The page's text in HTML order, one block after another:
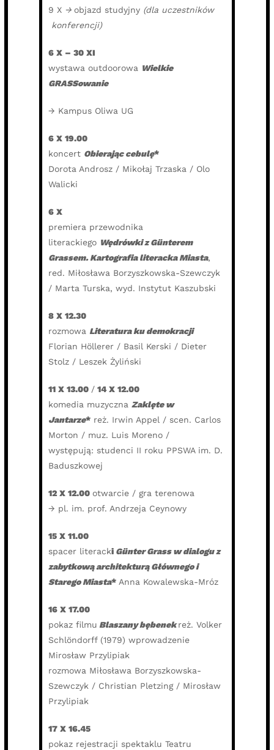
9 X → objazd studyjny (dla uczestników
konferencji)
6 X – 30 XI
wystawa outdoorowa Wielkie
GRASSowanie
→ Kampus Oliwa UG
6 X 19.00
koncert Obierając cebulę*
Dorota Androsz / Mikołaj Trzaska / Olo
Walicki
6 X
premiera przewodnika
literackiego Wędrówki z Günterem
Grassem. Kartografia literacka Miasta,
red. Miłosława Borzyszkowska-Szewczyk
/ Marta Turska, wyd. Instytut Kaszubski
8 X 12.30
rozmowa Literatura ku demokracji
Florian Höllerer / Basil Kerski / Dieter
Stolz / Leszek Żyliński
11 X 13.00 / 14 X 12.00
komedia muzyczna Zaklęte w
Jantarze* reż. Irwin Appel / scen. Carlos
Morton / muz. Luis Moreno /
występują: studenci II roku PPSWA im. D.
Baduszkowej
12 X 12.00 otwarcie / gra terenowa
→ pl. im. prof. Andrzeja Ceynowy
15 X 11.00
spacer literacki Günter Grass w dialogu z
zabytkową architekturą Głównego i
Starego Miasta* Anna Kowalewska-Mróz
16 X 17.00
pokaz filmu Blaszany bębenekreż. Volker
Schlöndorff (1979) wprowadzenie
Mirosław Przylipiak
rozmowa Miłosława Borzyszkowska-
Szewczyk / Christian Pletzing / Mirosław
Przylipiak
17 X 16.45
pokaz rejestracji spektaklu Teatru